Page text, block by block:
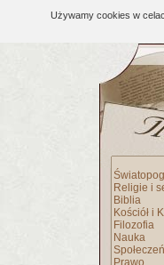
Używamy cookies w
Religie i
Biblia
Kościół i
Filozofia
Nauka
Prawo